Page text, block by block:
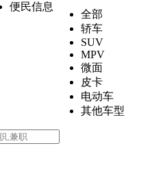
便民信息
全部
轿车
SUV
MPV
微面
皮卡
电动车
其他车型